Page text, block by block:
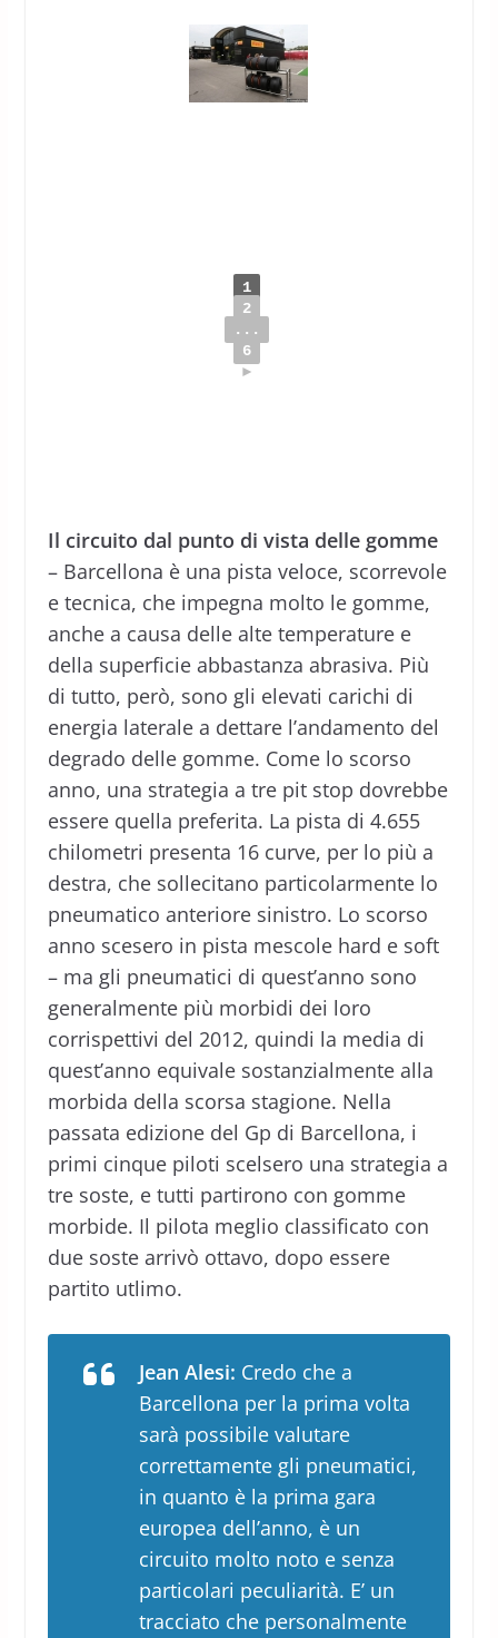
1
2
...
6
►
Il circuito dal punto di vista delle gomme
– Barcellona è una pista veloce, scorrevole
e tecnica, che impegna molto le gomme,
anche a causa delle alte temperature e
della superficie abbastanza abrasiva. Più
di tutto, però, sono gli elevati carichi di
energia laterale a dettare l’andamento del
degrado delle gomme. Come lo scorso
anno, una strategia a tre pit stop dovrebbe
essere quella preferita. La pista di 4.655
chilometri presenta 16 curve, per lo più a
destra, che sollecitano particolarmente lo
pneumatico anteriore sinistro. Lo scorso
anno scesero in pista mescole hard e soft
– ma gli pneumatici di quest’anno sono
generalmente più morbidi dei loro
corrispettivi del 2012, quindi la media di
quest’anno equivale sostanzialmente alla
morbida della scorsa stagione. Nella
passata edizione del Gp di Barcellona, i
primi cinque piloti scelsero una strategia a
tre soste, e tutti partirono con gomme
morbide. Il pilota meglio classificato con
due soste arrivò ottavo, dopo essere
partito utlimo.
Jean Alesi: Credo che a
Barcellona per la prima volta
sarà possibile valutare
correttamente gli pneumatici,
in quanto è la prima gara
europea dell’anno, è un
circuito molto noto e senza
particolari peculiarità. E’ un
tracciato che personalmente